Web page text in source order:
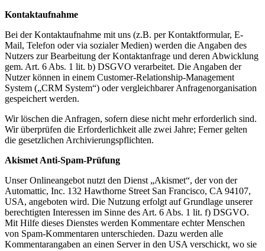
Kontaktaufnahme
Bei der Kontaktaufnahme mit uns (z.B. per Kontaktformular, E-
Mail, Telefon oder via sozialer Medien) werden die Angaben des
Nutzers zur Bearbeitung der Kontaktanfrage und deren Abwicklung
gem. Art. 6 Abs. 1 lit. b) DSGVO verarbeitet. Die Angaben der
Nutzer können in einem Customer-Relationship-Management
System („CRM System“) oder vergleichbarer Anfragenorganisation
gespeichert werden.
Wir löschen die Anfragen, sofern diese nicht mehr erforderlich sind.
Wir überprüfen die Erforderlichkeit alle zwei Jahre; Ferner gelten
die gesetzlichen Archivierungspflichten.
Akismet Anti-Spam-Prüfung
Unser Onlineangebot nutzt den Dienst „Akismet“, der von der
Automattic, Inc. 132 Hawthorne Street San Francisco, CA 94107,
USA, angeboten wird. Die Nutzung erfolgt auf Grundlage unserer
berechtigten Interessen im Sinne des Art. 6 Abs. 1 lit. f) DSGVO.
Mit Hilfe dieses Dienstes werden Kommentare echter Menschen
von Spam-Kommentaren unterschieden. Dazu werden alle
Kommentarangaben an einen Server in den USA verschickt, wo sie